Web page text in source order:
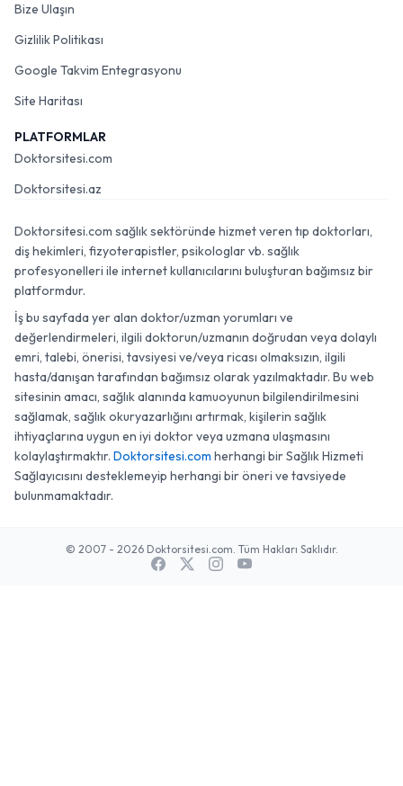
Bize Ulaşın
Gizlilik Politikası
Google Takvim Entegrasyonu
Site Haritası
PLATFORMLAR
Doktorsitesi.com
Doktorsitesi.az
Doktorsitesi.com sağlık sektöründe hizmet veren tıp doktorları,
diş hekimleri, fizyoterapistler, psikologlar vb. sağlık
profesyonelleri ile internet kullanıcılarını buluşturan bağımsız bir
platformdur.
İş bu sayfada yer alan doktor/uzman yorumları ve
değerlendirmeleri, ilgili doktorun/uzmanın doğrudan veya dolaylı
emri, talebi, önerisi, tavsiyesi ve/veya ricası olmaksızın, ilgili
hasta/danışan tarafından bağımsız olarak yazılmaktadır. Bu web
sitesinin amacı, sağlık alanında kamuoyunun bilgilendirilmesini
sağlamak, sağlık okuryazarlığını artırmak, kişilerin sağlık
ihtiyaçlarına uygun en iyi doktor veya uzmana ulaşmasını
kolaylaştırmaktır. Doktorsitesi.com herhangi bir Sağlık Hizmeti
Sağlayıcısını desteklemeyip herhangi bir öneri ve tavsiyede
bulunmamaktadır.
© 2007 - 2026 Doktorsitesi.com. Tüm Hakları Saklıdır.